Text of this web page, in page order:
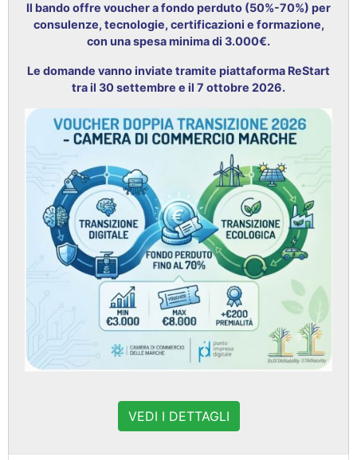
Il bando offre voucher a fondo perduto (50%-70%) per
consulenze, tecnologie, certificazioni e formazione,
con una spesa minima di 3.000€.
Le domande vanno inviate tramite piattaforma ReStart
tra il 30 settembre e il 7 ottobre 2026.
VEDI I DETTAGLI